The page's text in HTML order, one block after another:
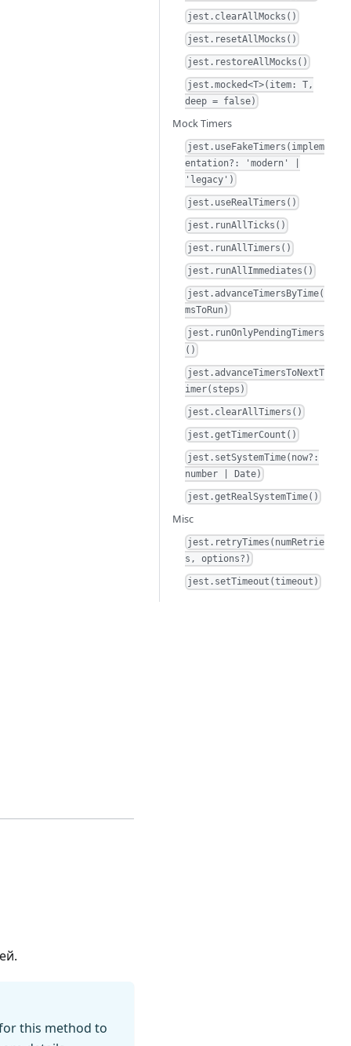
this method to
jest.clearAllMocks()
jest.resetAllMocks()
jest.restoreAllMocks()
jest.mocked<T>(item: T,
deep = false)
Mock Timers
jest.useFakeTimers(implem
entation?: 'modern' |
'legacy')
jest.useRealTimers()
jest.runAllTicks()
jest.runAllTimers()
jest.runAllImmediates()
jest.advanceTimersByTime(
msToRun)
jest.runOnlyPendingTimers
()
jest.advanceTimersToNextT
imer(steps)
jest.clearAllTimers()
jest.getTimerCount()
jest.setSystemTime(now?:
number | Date)
jest.getRealSystemTime()
Misc
jest.retryTimes(numRetrie
s, options?)
jest.setTimeout(timeout)